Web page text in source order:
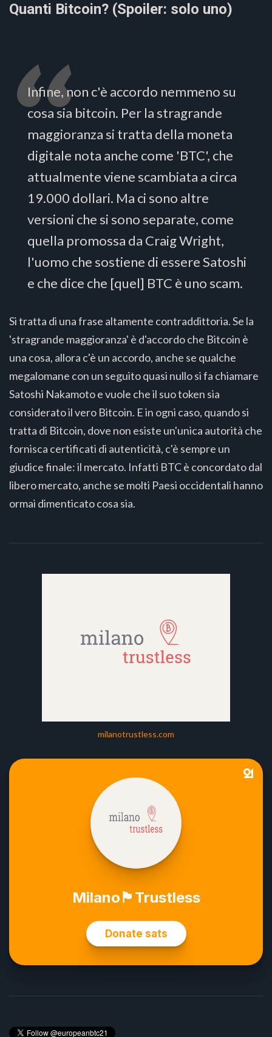
Quanti Bitcoin? (Spoiler: solo uno)
Infine, non c'è accordo nemmeno su
cosa sia bitcoin. Per la stragrande
maggioranza si tratta della moneta
digitale nota anche come 'BTC', che
attualmente viene scambiata a circa
19.000 dollari. Ma ci sono altre
versioni che si sono separate, come
quella promossa da Craig Wright,
l'uomo che sostiene di essere Satoshi
e che dice che [quel] BTC è uno scam.
Si tratta di una frase altamente contraddittoria. Se la
'stragrande maggioranza' è d'accordo che Bitcoin è
una cosa, allora c'è un accordo, anche se qualche
megalomane con un seguito quasi nullo si fa chiamare
Satoshi Nakamoto e vuole che il suo token sia
considerato il vero Bitcoin. E in ogni caso, quando si
tratta di Bitcoin, dove non esiste un'unica autorità che
fornisca certificati di autenticità, c'è sempre un
giudice finale: il mercato. Infatti BTC è concordato dal
libero mercato, anche se molti Paesi occidentali hanno
ormai dimenticato cosa sia.
milanotrustless.com